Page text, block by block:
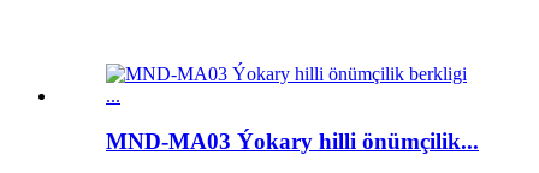
MND-MA03 Ýokary hilli önümçilik...